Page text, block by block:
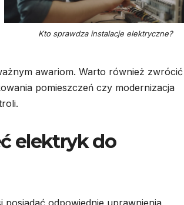
Kto sprawdza instalacje elektryczne?
awariom. Warto również zwrócić
pomieszczeń czy modernizacja
elektryk do
odpowiednie uprawnienia